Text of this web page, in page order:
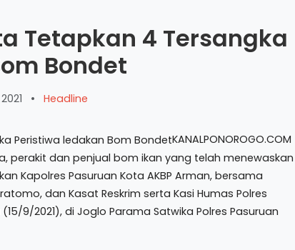
Tetapkan 4 Tersangka
Bondet
• Headline
KANALPONOROGO.COM
perakit dan penjual bom ikan yang telah menewaskan
Kapolres Pasuruan Kota AKBP Arman, bersama
dan Kasat Reskrim serta Kasi Humas Polres
9/2021), di Joglo Parama Satwika Polres Pasuruan